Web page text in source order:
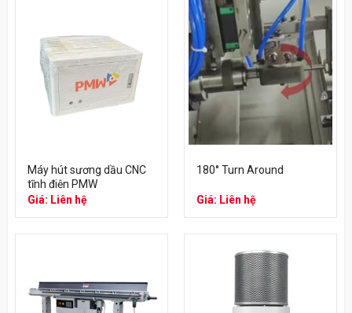
Máy hút sương dầu CNC
tĩnh điện PMW
Giá: Liên hệ
180° Turn Around
Giá: Liên hệ